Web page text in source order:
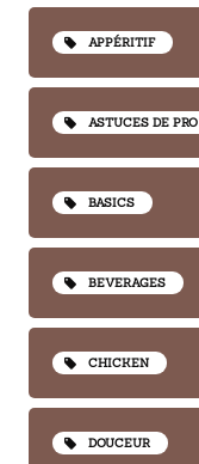
APPÉRITIF
ASTUCES DE PRO
BASICS
BEVERAGES
CHICKEN
DOUCEUR